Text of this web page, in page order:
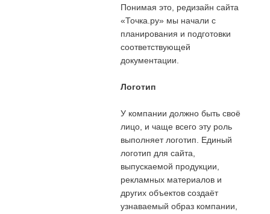
Понимая это, редизайн сайта
«Точка.ру» мы начали с
планирования и подготовки
соответствующей
документации.
Логотип
У компании должно быть своё
лицо, и чаще всего эту роль
выполняет логотип. Единый
логотип для сайта,
выпускаемой продукции,
рекламных материалов и
других объектов создаёт
узнаваемый образ компании,